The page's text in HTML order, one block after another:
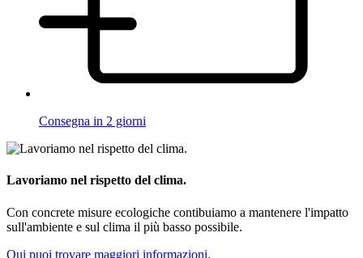
Consegna in 2 giorni
Lavoriamo nel rispetto del clima.
Con concrete misure ecologiche contibuiamo a mantenere l'impatto
sull'ambiente e sul clima il più basso possibile.
Qui puoi trovare maggiori informazioni.